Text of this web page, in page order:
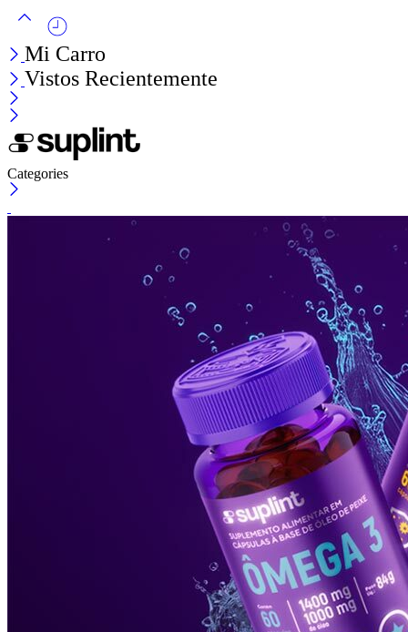
Mi Carro
Vistos Recientemente
Categories